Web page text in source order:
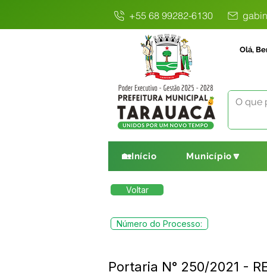
+55 68 99282-6130
Olá,
🏡Início Município🔽
Voltar
Número do Processo:
Portaria N° 250/2021 -